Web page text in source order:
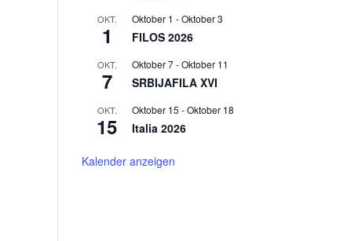
OKT.
1
Oktober 1 -Oktober 3
FILOS 2026
OKT.
7
Oktober 7-Oktober 11
SRBIJAFILA XVI
OKT.
15
Oktober 15 -Oktober 18
Italia 2026
Kalender anzeigen